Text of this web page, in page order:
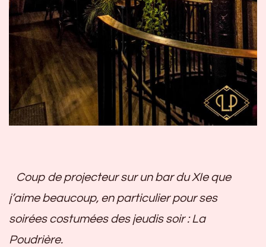
Coup de projecteur sur un bar du XIe que
j’aime beaucoup, en particulier pour ses
soirées costumées des jeudis soir : La
Poudrière.